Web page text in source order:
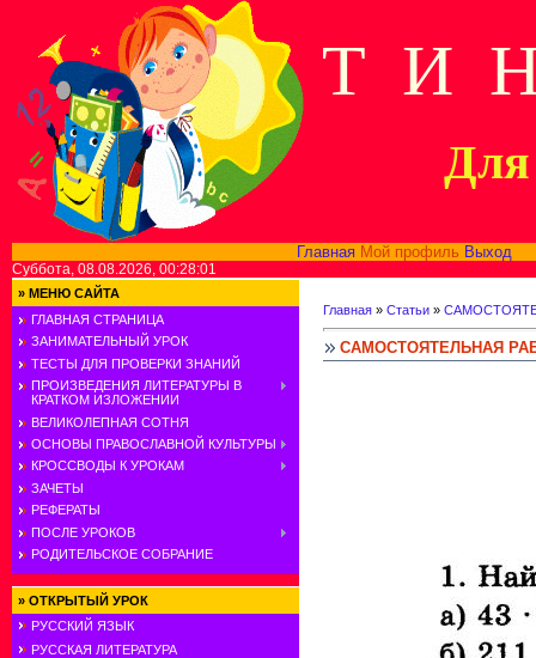
Т И
Для
Главная Мой профиль Выход
Суббота, 08.08.2026, 00:28:01
» МЕНЮ САЙТА
ГЛАВНАЯ СТРАНИЦА
ЗАНИМАТЕЛЬНЫЙ УРОК
ТЕСТЫ ДЛЯ ПРОВЕРКИ ЗНАНИЙ
ПРОИЗВЕДЕНИЯ ЛИТЕРАТУРЫ В
КРАТКОМ ИЗЛОЖЕНИИ
ВЕЛИКОЛЕПНАЯ СОТНЯ
ОСНОВЫ ПРАВОСЛАВНОЙ КУЛЬТУРЫ
КРОССВОДЫ К УРОКАМ
ЗАЧЕТЫ
РЕФЕРАТЫ
ПОСЛЕ УРОКОВ
РОДИТЕЛЬСКОЕ СОБРАНИЕ
» ОТКРЫТЫЙ УРОК
РУССКИЙ ЯЗЫК
РУССКАЯ ЛИТЕРАТУРА
Главная » Статьи »
САМОСТОЯТЕЛЬНАЯ